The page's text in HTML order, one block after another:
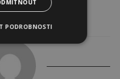
PODROBNOSTI